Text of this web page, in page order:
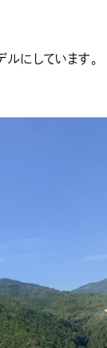
にしています。